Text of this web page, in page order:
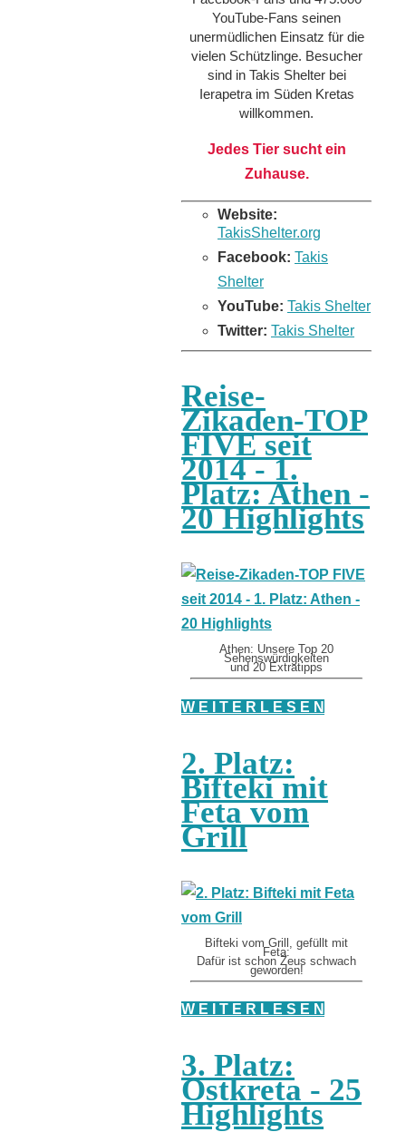
YouTube-Fans seinen
unermüdlichen Einsatz für die
vielen Schützlinge. Besucher
sind in Takis Shelter bei
Ierapetra im Süden Kretas
willkommen.
Jedes Tier sucht ein
Zuhause.
Website:
TakisShelter.org
Facebook: Takis
Shelter
YouTube: Takis Shelter
Twitter: Takis Shelter
Reise-
Zikaden-TOP
FIVE seit
2014 - 1.
Platz: Athen -
20 Highlights
Athen: Unsere Top 20
Sehenswürdigkeiten
und 20 Extratipps
W E I T E R L E S E N
2. Platz:
Bifteki mit
Feta vom
Grill
Bifteki vom Grill, gefüllt mit
Feta:
Dafür ist schon Zeus schwach
geworden!
W E I T E R L E S E N
3. Platz:
Ostkreta - 25
Highlights